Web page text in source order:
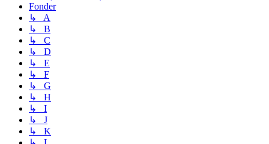
Fonder
↳ A
↳ B
↳ C
↳ D
↳ E
↳ F
↳ G
↳ H
↳ I
↳ J
↳ K